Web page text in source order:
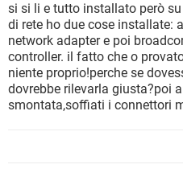
si si li e tutto installato però
di rete ho due cose installate:
network adapter e poi
controller. il fatto che o
niente proprio!perche se
dovrebbe rilevarla giusta?poi
smontata,soffiati i connettori